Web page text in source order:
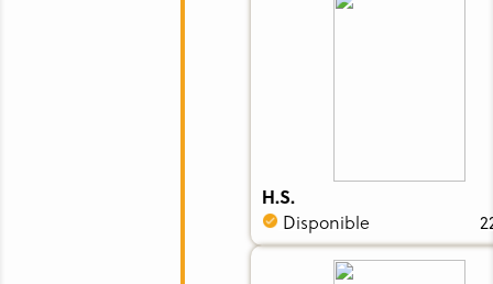
H.S.
Disponible